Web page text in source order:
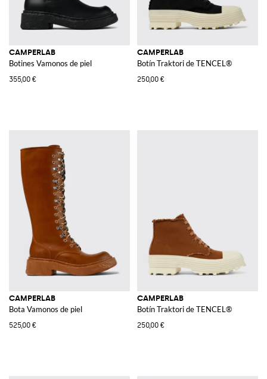
CAMPERLAB
Botines Vamonos de piel
355,00 €
CAMPERLAB
Botín Traktori de TENCEL®
250,00 €
CAMPERLAB
Bota Vamonos de piel
525,00 €
CAMPERLAB
Botín Traktori de TENCEL®
250,00 €